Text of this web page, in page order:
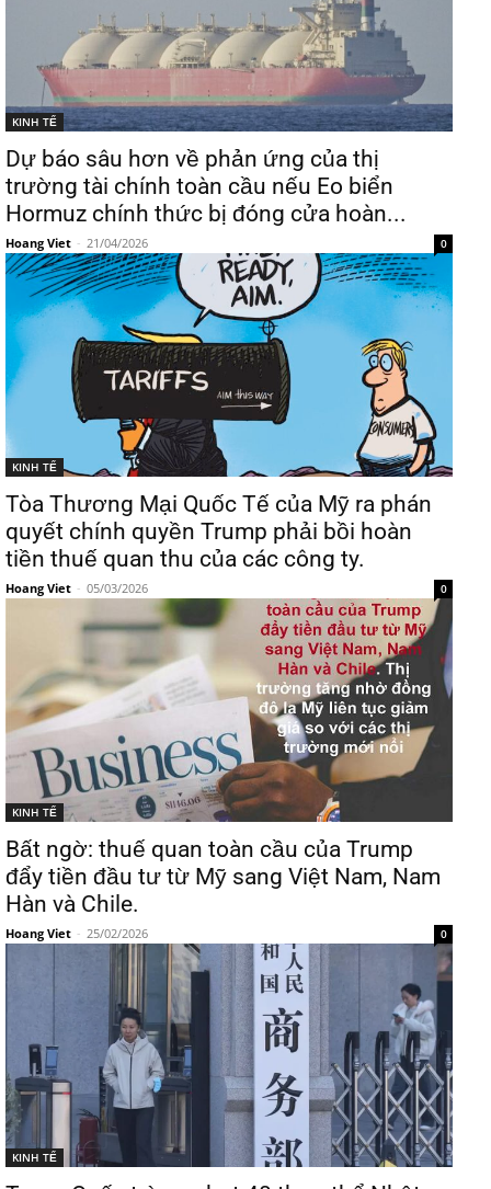
KINH TẾ
Dự báo sâu hơn về phản ứng của thị
trường tài chính toàn cầu nếu Eo biển
Hormuz chính thức bị đóng cửa hoàn...
Hoang Viet - 21/04/2026 0
KINH TẾ
Tòa Thương Mại Quốc Tế của Mỹ ra phán
quyết chính quyền Trump phải bồi hoàn
tiền thuế quan thu của các công ty.
Hoang Viet - 05/03/2026 0
KINH TẾ
Bất ngờ: thuế quan toàn cầu của Trump
đẩy tiền đầu tư từ Mỹ sang Việt Nam, Nam
Hàn và Chile.
Hoang Viet - 25/02/2026 0
KINH TẾ